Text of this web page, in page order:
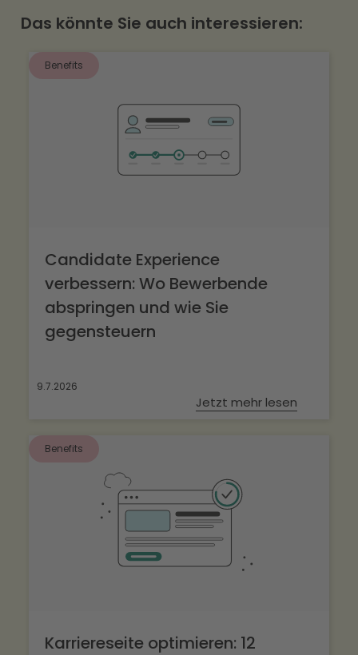
Das könnte Sie auch interessieren:
Benefits
Candidate Experience
verbessern: Wo Bewerbende
abspringen und wie Sie
gegensteuern
9.7.2026
Jetzt mehr lesen
Benefits
Karriereseite optimieren: 12